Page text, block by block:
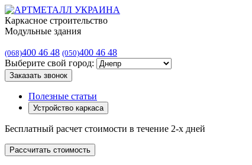
Каркасное строительство
Модульные здания
(068)400 46 48 (050)400 46 48
Выберите свой город:
Заказать звонок
Полезные статьи
Устройство каркаса
Бесплатный расчет стоимости в течение 2-х дней
Рассчитать стоимость